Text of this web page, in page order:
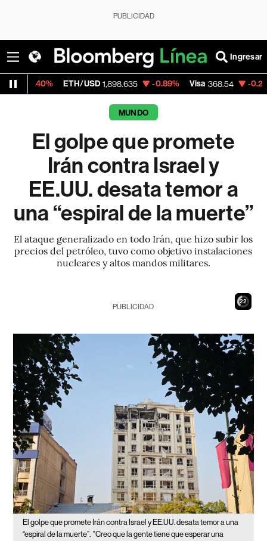
PUBLICIDAD
Ingresar
ETH/USD 1,898.635 -0.89% Visa 368.54 -0.28%
MUNDO
El golpe que promete
Irán contra Israel y
EE.UU. desata temor a
una “espiral de la muerte”
El ataque generalizado en todo Irán, que hizo subir los
precios del petróleo, tuvo como objetivo instalaciones
nucleares y altos mandos militares.
21
PUBLICIDAD
El golpe que promete Irán contra Israel y EE.UU. desata temor a una
“espiral de la muerte”. "Creo que la gente tiene que esperar una